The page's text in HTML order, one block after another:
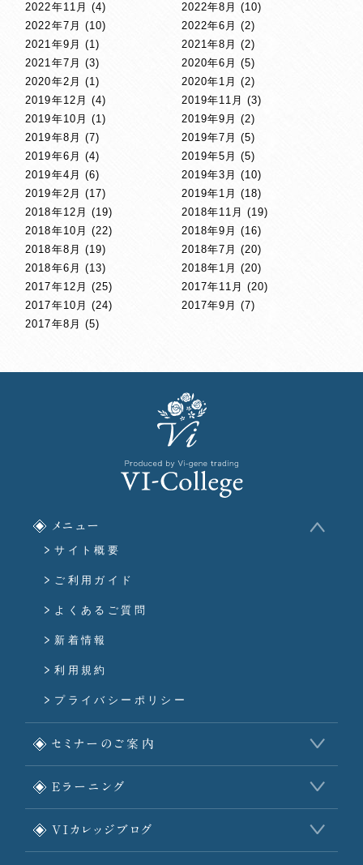
2022年11月 (4) 2022年8月 (10)
2022年7月 (10) 2022年6月 (2)
2021年9月 (1) 2021年8月 (2)
2021年7月 (3) 2020年6月 (5)
2020年2月 (1) 2020年1月 (2)
2019年12月 (4) 2019年11月 (3)
2019年10月 (1) 2019年9月 (2)
2019年8月 (7) 2019年7月 (5)
2019年6月 (4) 2019年5月 (5)
2019年4月 (6) 2019年3月 (10)
2019年2月 (17) 2019年1月 (18)
2018年12月 (19) 2018年11月 (19)
2018年10月 (22) 2018年9月 (16)
2018年8月 (19) 2018年7月 (20)
2018年6月 (13) 2018年1月 (20)
2017年12月 (25) 2017年11月 (20)
2017年10月 (24) 2017年9月 (7)
2017年8月 (5)
メニュー
サイト概要
ご利用ガイド
よくあるご質問
新着情報
利用規約
プライバシーポリシー
セミナーのご案内
Eラーニング
VIカレッジブログ